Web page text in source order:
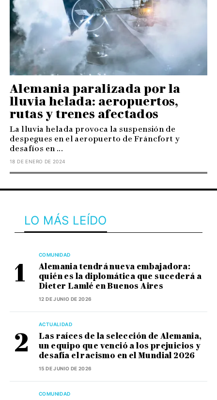
Alemania paralizada por la
lluvia helada: aeropuertos,
rutas y trenes afectados
La lluvia helada provoca la suspensión de
despegues en el aeropuerto de Fráncfort y
desafíos en ...
18 DE ENERO DE 2024
LO MÁS LEÍDO
COMUNIDAD
Alemania tendrá nueva embajadora:
quién es la diplomática que sucederá a
Dieter Lamlé en Buenos Aires
12 DE JUNIO DE 2026
ACTUALIDAD
Las raíces de la selección de Alemania,
un equipo que venció a los prejuicios y
desafía el racismo en el Mundial 2026
15 DE JUNIO DE 2026
COMUNIDAD